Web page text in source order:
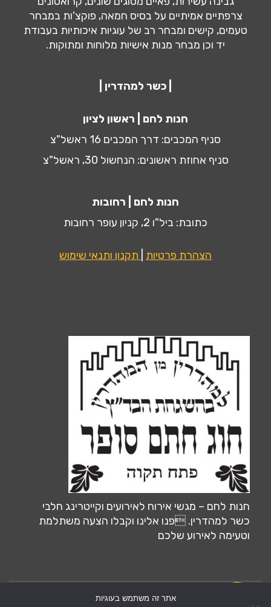
צרפתיים אמיתיים על בסיס חמאה, פוקצ'ות במבחר
טעמים, קישים ומבחר רב של עוגיות איכותיות בעבודת
יד וכן מבחר מנות אישיות מלוחות ומתוקות.
| כשר למהדרין |
חנות לחם | ראשון לציון
סניף המכבים: דרך המכבים 16 ראשל"צ
סניף אחוזת ראשונים: הנחשול 30, ראשל"צ
חנות לחם | רחובות
כתובת: ביל"ו 2, קניון עופר רחובות
הצהרת פרטיות תקנון ותנאי שימוש
חנות לחם – מגשי אירוח לאירועים וקייטרינג חלבי
כשר למהדרין. פנו אלינו וקבלו הצעה משתלמת
וטעימה לאירוע שלכם
אתר זה משתמש בעוגיותצרו קשר